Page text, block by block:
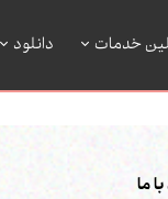
خدمات دانلود
ما